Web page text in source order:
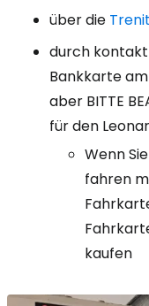
über die
durch
Bankkarte
aber BITTE
für den
Wenn
fahren
kaufen